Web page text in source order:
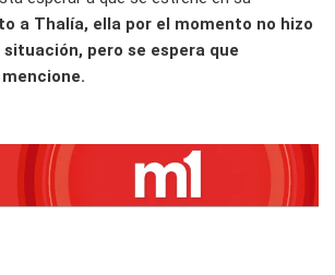
a Thalía, ella por el momento no hizo
pero se espera que